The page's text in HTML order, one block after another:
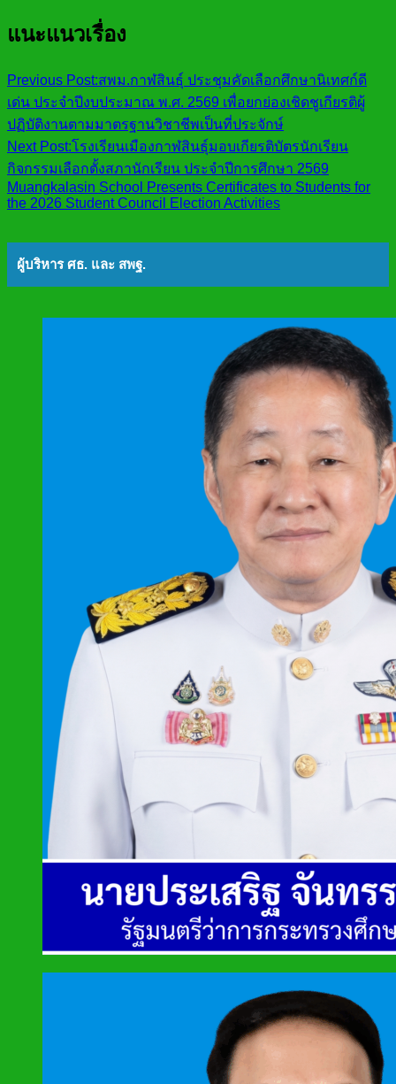
แนะแนวเรื่อง
Previous Post:สพม.กาฬสินธุ์ ประชุมคัดเลือกศึกษานิเทศก์ดี
เด่น ประจำปีงบประมาณ พ.ศ. 2569 เพื่อยกย่องเชิดชูเกียรติผู้
ปฏิบัติงานตามมาตรฐานวิชาชีพเป็นที่ประจักษ์
Next Post:โรงเรียนเมืองกาฬสินธุ์มอบเกียรติบัตรนักเรียน
กิจกรรมเลือกตั้งสภานักเรียน ประจำปีการศึกษา 2569
Muangkalasin School Presents Certificates to Students for
the 2026 Student Council Election Activities
ผู้บริหาร ศธ. และ สพฐ.